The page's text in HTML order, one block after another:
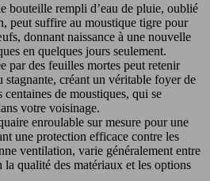
bouteille rempli d’eau de pluie, oublié
peut suffire au moustique tigre pour
donnant naissance à une nouvelle
en quelques jours seulement.
par des feuilles mortes peut retenir
stagnante, créant un véritable foyer de
de moustiques, qui se
votre voisinage.
enroulable sur mesure pour une
une protection efficace contre les
ventilation, varie généralement entre
la qualité des matériaux et les options